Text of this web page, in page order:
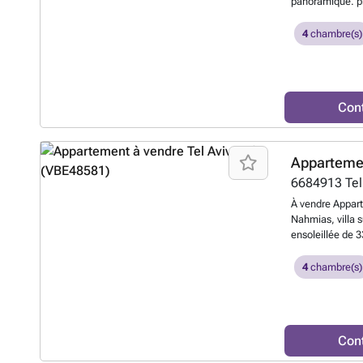
étages (4
places de
4chambre(s)
6684913
À vendre
Nahmias, villa
ensoleillée de
design
de plaisance
4chambre(s)